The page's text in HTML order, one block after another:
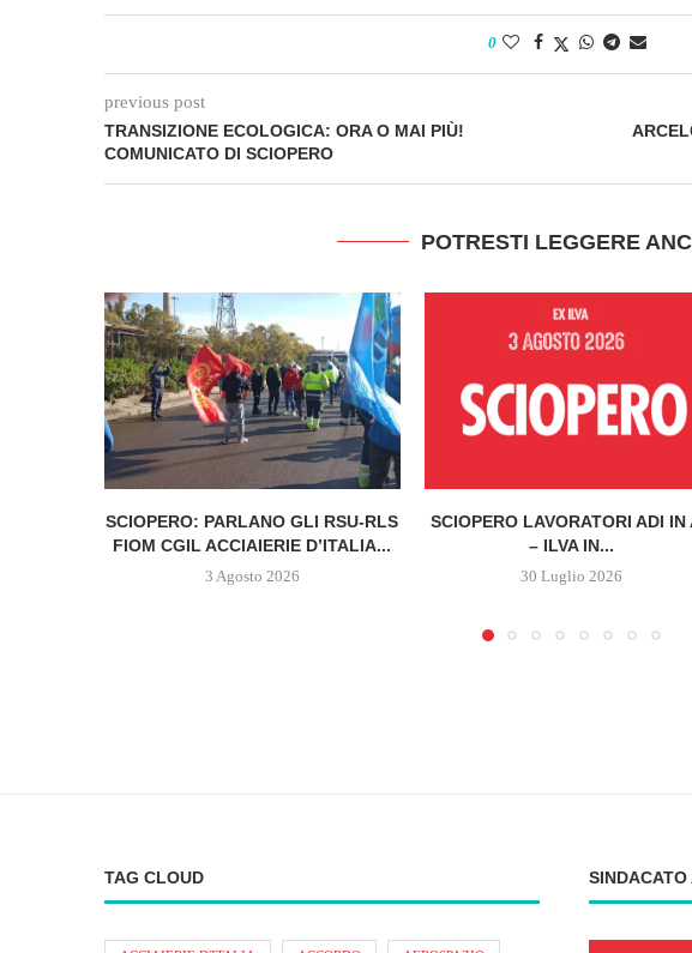
0
previous post
TRANSIZIONE ECOLOGICA: ORA O MAI PIÙ!
COMUNICATO DI SCIOPERO
POTRESTI LEGGERE
SCIOPERO: PARLANO GLI RSU-RLS
FIOM CGIL ACCIAIERIE D’ITALIA...
3 Agosto 2026
SCIOPERO LAVORATORI ADI IN
– ILVA IN...
30 Luglio 2026
TAG CLOUD